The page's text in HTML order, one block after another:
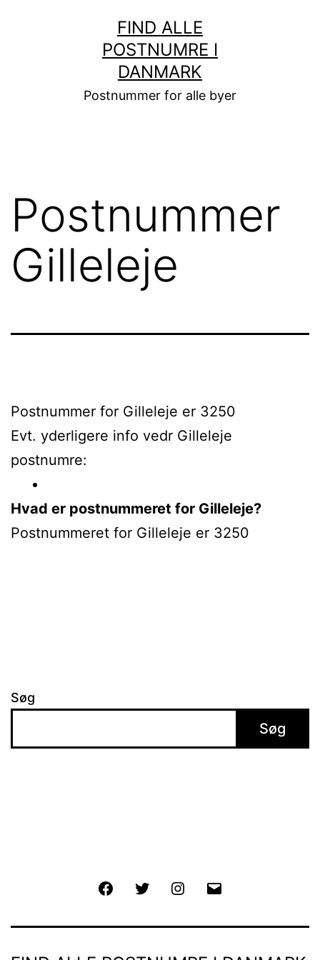
FIND ALLE
POSTNUMRE I
DANMARK
Postnummer for alle byer
Postnummer
Gilleleje
Postnummer for Gilleleje er 3250
Evt. yderligere info vedr Gilleleje
postnumre:
Hvad er postnummeret for Gilleleje?
Postnummeret for Gilleleje er 3250
Søg
Søg
FacebookTwitter Instagram